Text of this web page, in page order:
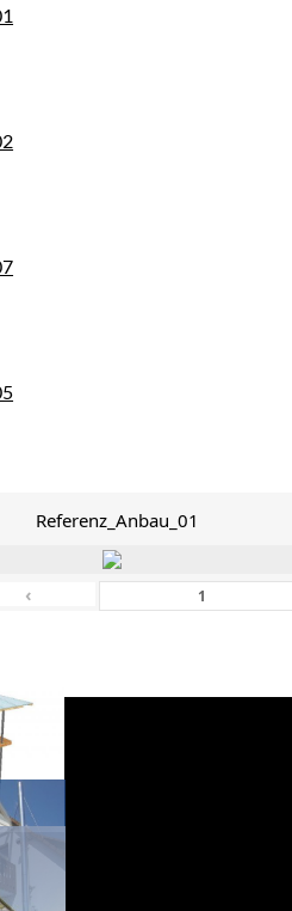
Referenz_Anbau_01
‹